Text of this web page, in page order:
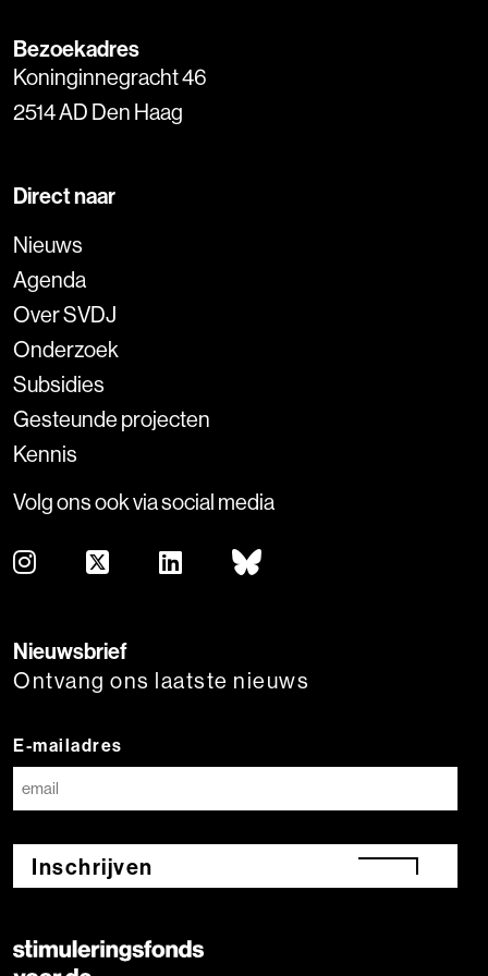
Bezoekadres
Koninginnegracht 46
2514 AD Den Haag
Direct naar
Nieuws
Agenda
Over SVDJ
Onderzoek
Subsidies
Gesteunde projecten
Kennis
Volg ons ook via social media
Nieuwsbrief
Ontvang ons laatste nieuws
E-mailadres
Inschrijven